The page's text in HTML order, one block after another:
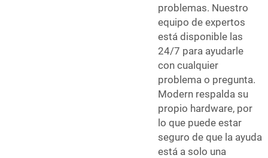
problemas. Nuestro
equipo de expertos
está disponible las
24/7 para ayudarle
con cualquier
problema o pregunta.
Modern respalda su
propio hardware, por
lo que puede estar
seguro de que la ayuda
está a solo una